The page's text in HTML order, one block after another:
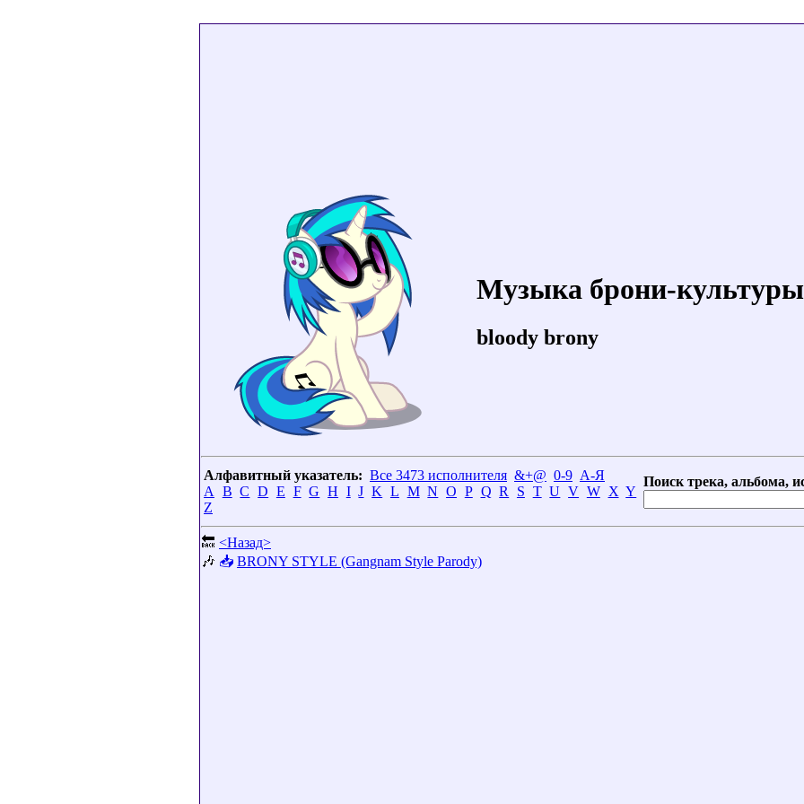
Музыка брони-культуры
bloody brony
Алфавитный указатель: Все 3473 исполнителя &+@ 0-9 А-Я
A
B C D E F G H I J K L M N O P Q R S T U V W X Y
Z
Поиск трека, альбома,
🔙 <Назад>
🎶 📥 BRONY STYLE (Gangnam Style Parody)